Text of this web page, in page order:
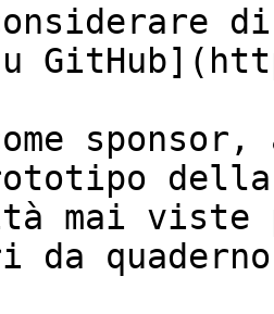
mai viste
da